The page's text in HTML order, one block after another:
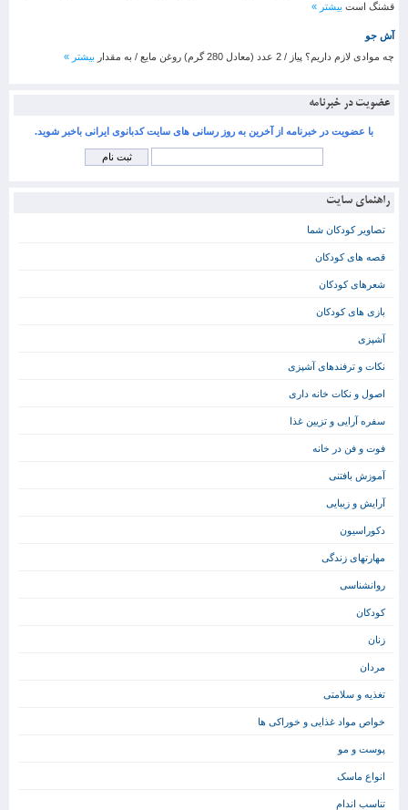
قشنگ است بیشتر »
آش جو
چه موادی لازم داریم؟ پیاز / 2 عدد (معادل 280 گرم) روغن مایع / به مقدار
بیشتر »
عضویت در خبرنامه
با عضویت در خبرنامه از آخرین به روز رسانی های سایت کدبانوی ایرانی باخبر شوید.
راهنمای سایت
تصاویر کودکان شما
قصه های کودکان
شعرهای کودکان
بازی های کودکان
آشپزی
نکات و ترفندهای آشپزی
اصول و نکات خانه داری
سفره آرایی و تزیین غذا
فوت و فن در خانه
آموزش بافتنی
آرایش و زیبایی
دکوراسیون
مهارتهای زندگی
روانشناسی
کودکان
زنان
مردان
تغذیه و سلامتی
خواص مواد غذایی و خوراکی ها
پوست و مو
انواع ماسک
تناسب اندام